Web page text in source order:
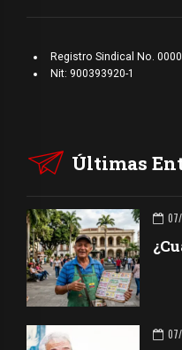
Registro Sindical No.
Nit: 900393920-1
Últimas